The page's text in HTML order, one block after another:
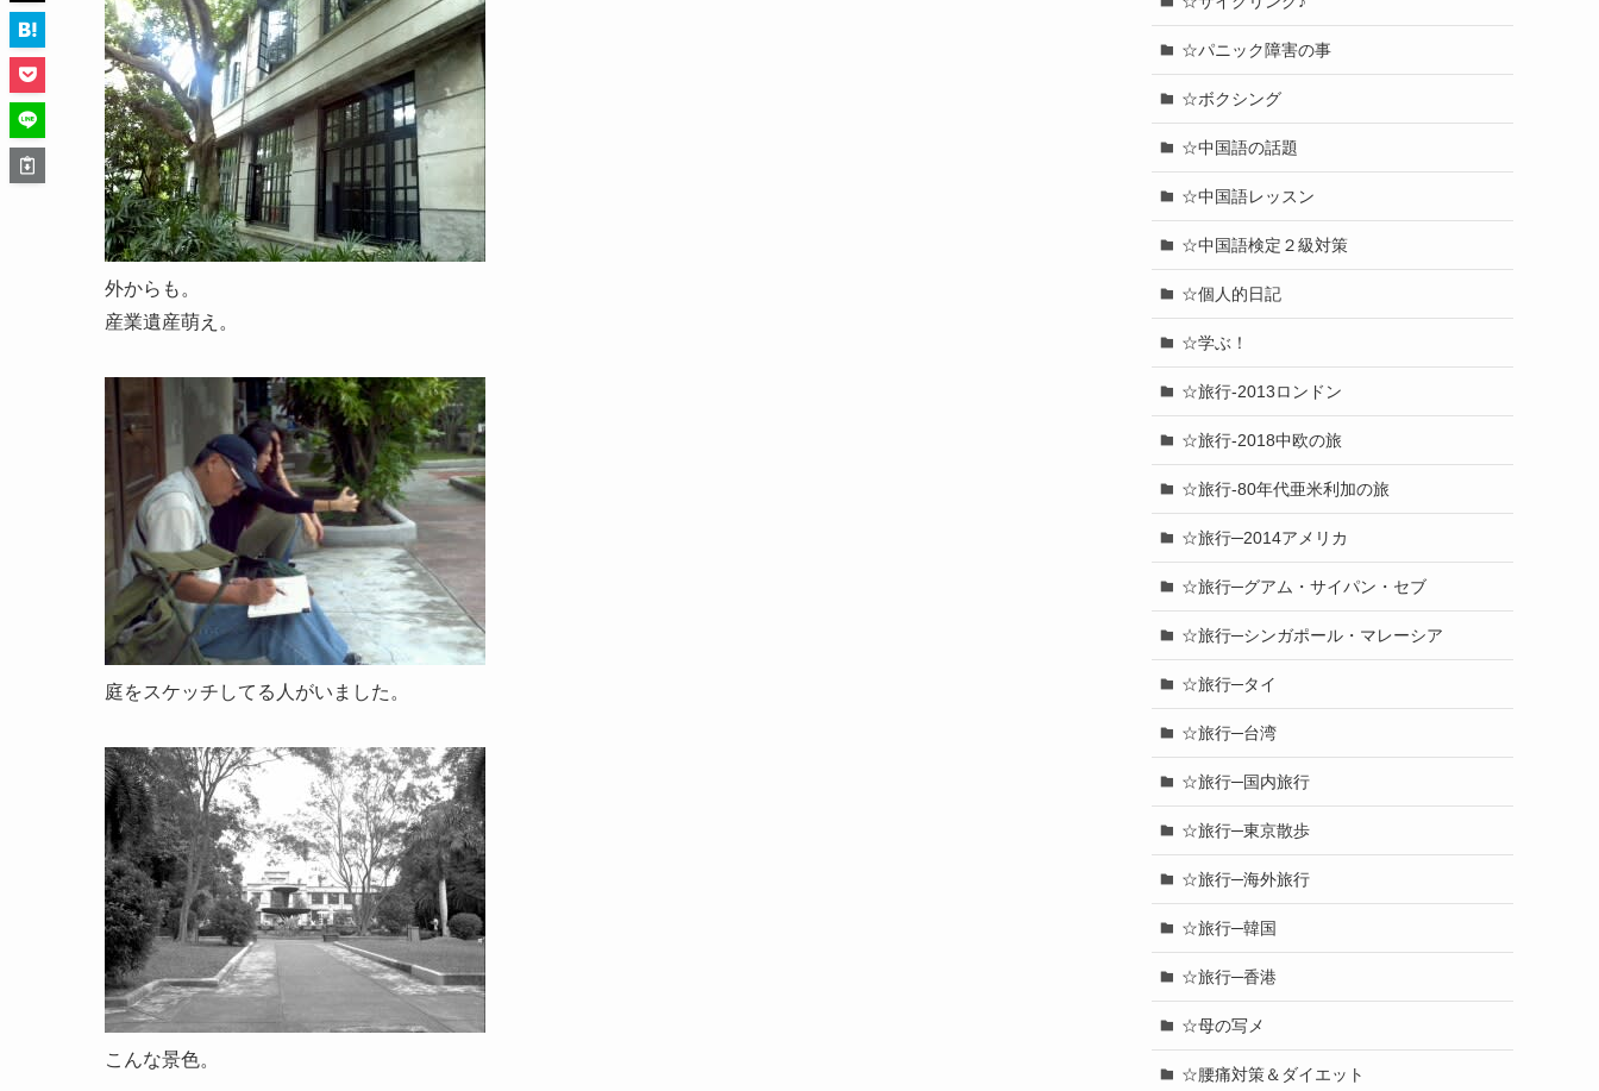
外からも。
産業遺産萌え。
庭をスケッチしてる人がいました。
こんな景色。
☆パニック障害の事
☆ボクシング
☆中国語の話題
☆中国語レッスン
☆中国語検定２級対策
☆個人的日記
☆学ぶ！
☆旅行-2013ロンドン
☆旅行-2018中欧の旅
☆旅行-80年代亜米利加の旅
☆旅行─2014アメリカ
☆旅行─グアム・サイパン・セブ
☆旅行─シンガポール・マレーシア
☆旅行─タイ
☆旅行─台湾
☆旅行─国内旅行
☆旅行─東京散歩
☆旅行─海外旅行
☆旅行─韓国
☆旅行─香港
☆母の写メ
☆腰痛対策＆ダイエット